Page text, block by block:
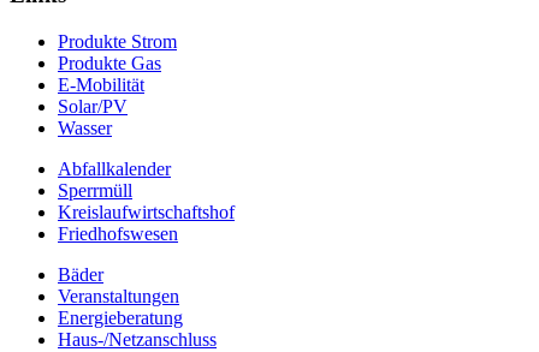
Produkte Strom
Produkte Gas
E-Mobilität
Solar/PV
Wasser
Abfallkalender
Sperrmüll
Kreislaufwirtschaftshof
Friedhofswesen
Bäder
Veranstaltungen
Energieberatung
Haus-/Netzanschluss